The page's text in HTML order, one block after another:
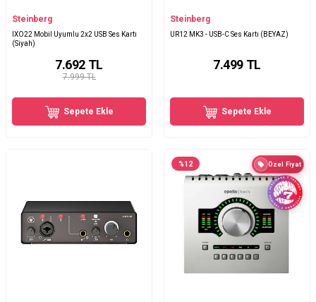
Steinberg
IXO22 Mobil Uyumlu 2x2 USB Ses Kartı
(Siyah)
7.999 TL
7.692 TL
Sepete Ekle
Steinberg
UR12 MK3 - USB-C Ses Kartı (BEYAZ)
7.499 TL
Sepete Ekle
%12 Özel Fiyat